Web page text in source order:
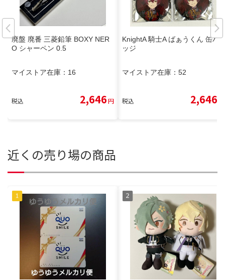
廃盤 廃番 三菱鉛筆 BOXY NER
O シャーペン 0.5
マイストア在庫： 16
税込 2,646円
KnightA 騎士A ばぁうくん 缶バ
ッジ
マイストア在庫： 52
税込 2,646
近くの売り場の商品